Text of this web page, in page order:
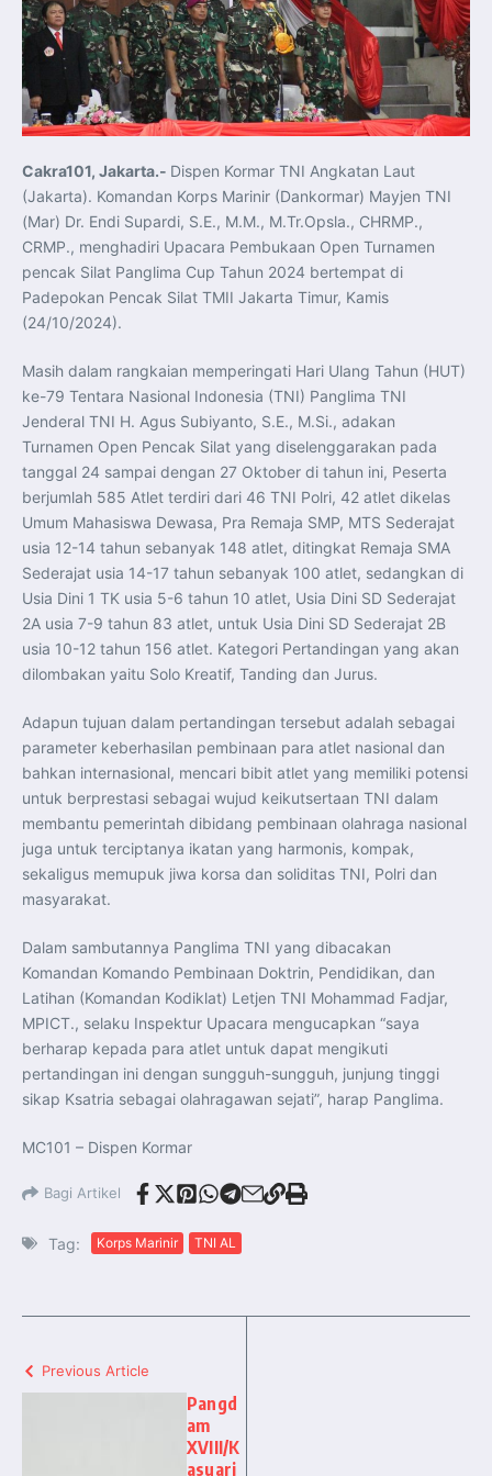
Koordinasi Jaga Stabilitas Keuangan dan Kepercayaan
Pasar
Presiden Prabowo Perkuat Sinergi Perguruan Tinggi dan
PT PAL untuk Majukan Industri Perkapalan Nasional
KASAL dan Panglima Armada Pasifik Rusia Resmi Buka
Latma ORRUDA 2026
T-50i Golden Eagle TNI AU Meriahkan Pitch Black Mindil
Beach Flying Display 2026
Indonesia dan Turki Sepakati Joint Action Plan 2026–
Balai Vokasi
TNI AU Tingkatkan Kemampuan Personel melalui
Pelatihan Signal Radio untuk Misi Pertahanan Udara dan
Radar
Menkeu Purbaya Instruksikan Penyelarasan Aturan KEK
untuk Perkuat Daya Saing Industri Dalam Negeri
Mentan Amran Pacu Produksi Gula Nasional, Target
Swasembada Gula Putih Dua Tahun dan Tembus 3 Juta
Ton
Menlu Sugiono Tekankan Inovasi sebagai Kunci
Penguatan Kerja Sama Konkret ASEAN Plus Three
Latihan DACT di Exercise Pitch Black 2026 Tingkatkan
Kesiapan Tempur Penerbang TNI AU
Menlu Sugiono: “Kekuatan Ekonomi ASEAN-RRT Harus
Menjadi Penopang Stabilitas Kawasan”
ASEAN dan Amerika Serikat Perkuat Kemitraan untuk
Jaga Stabilitas Kawasan dan Dorong Pertumbuhan
Ekonomi
Presiden Prabowo Terima Direktur FBI, Indonesia dan AS
Perkuat Kerja Sama Repatriasi Artefak Budaya
Menteri PKP dan Ketua DEN Perkuat Kolaborasi
Teknologi, Data, dan Pembiayaan Demi Percepatan
Program 3 Juta Rumah
Pendaftaran MagangHub Angkatan II Batch 1 Dibuka
hingga 28 Juli 2026, Kesempatan Raih Pengalaman Kerja
dan Sertifikasi Kompetensi
KASAU Bekali 154 Perwira Remaja AAU 2026, Tekankan
Integritas dan Profesionalisme sebagai Bekal
Pengabdian
Menlu Sugiono Dorong Kemitraan ASEAN–Inggris yang
Lebih Erat Hadapi Tantangan Global
Indonesia Dorong ASEAN dan Uni Eropa Perkuat
Menlu RI Dorong Kemitraan Ekonomi ASEAN–Korea
Selatan untuk Perkuat Ketahanan Kawasan
Kemitraan ASEAN–Kanada Perkuat Ketahanan Ekonomi,
Pangan, dan Energi Kawasan
ASEAN dan India Perkuat Ketahanan Kawasan lewat
Kerja Sama Maritim, Ekonomi, dan Kesehatan
BI Pertahankan BI-Rate 5,75 Persen untuk Jaga
Stabilitas dan Dukung Pertumbuhan Ekonomi
Kepala BGN Sudaryono Tegaskan Komitmen Perkuat
Transparansi dan Akuntabilitas Program Makan Bergizi
Gratis
Cakra101, Jakarta.- Dispen Kormar TNI Angkatan Laut
(Jakarta). Komandan Korps Marinir (Dankormar) Mayjen TNI
(Mar) Dr. Endi Supardi, S.E., M.M., M.Tr.Opsla., CHRMP.,
CRMP., menghadiri Upacara Pembukaan Open Turnamen
pencak Silat Panglima Cup Tahun 2024 bertempat di
Padepokan Pencak Silat TMII Jakarta Timur, Kamis
(24/10/2024).
Masih dalam rangkaian memperingati Hari Ulang Tahun (HUT)
ke-79 Tentara Nasional Indonesia (TNI) Panglima TNI
Jenderal TNI H. Agus Subiyanto, S.E., M.Si., adakan
Turnamen Open Pencak Silat yang diselenggarakan pada
tanggal 24 sampai dengan 27 Oktober di tahun ini, Peserta
berjumlah 585 Atlet terdiri dari 46 TNI Polri, 42 atlet dikelas
Umum Mahasiswa Dewasa, Pra Remaja SMP, MTS Sederajat
usia 12-14 tahun sebanyak 148 atlet, ditingkat Remaja SMA
Sederajat usia 14-17 tahun sebanyak 100 atlet, sedangkan di
Usia Dini 1 TK usia 5-6 tahun 10 atlet, Usia Dini SD Sederajat
2A usia 7-9 tahun 83 atlet, untuk Usia Dini SD Sederajat 2B
usia 10-12 tahun 156 atlet. Kategori Pertandingan yang akan
dilombakan yaitu Solo Kreatif, Tanding dan Jurus.
Adapun tujuan dalam pertandingan tersebut adalah sebagai
parameter keberhasilan pembinaan para atlet nasional dan
bahkan internasional, mencari bibit atlet yang memiliki potensi
untuk berprestasi sebagai wujud keikutsertaan TNI dalam
membantu pemerintah dibidang pembinaan olahraga nasional
juga untuk terciptanya ikatan yang harmonis, kompak,
sekaligus memupuk jiwa korsa dan soliditas TNI, Polri dan
masyarakat.
Dalam sambutannya Panglima TNI yang dibacakan
Komandan Komando Pembinaan Doktrin, Pendidikan, dan
Latihan (Komandan Kodiklat) Letjen TNI Mohammad Fadjar,
MPICT., selaku Inspektur Upacara mengucapkan “saya
berharap kepada para atlet untuk dapat mengikuti
pertandingan ini dengan sungguh-sungguh, junjung tinggi
sikap Ksatria sebagai olahragawan sejati”, harap Panglima.
MC101 – Dispen Kormar
Bagi Artikel
Tag: Korps Marinir TNI AL
Previous Article
Pangd
am
XVIII/K
asuari